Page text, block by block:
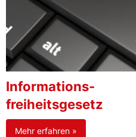
Informations-
freiheitsgesetz
Mehr erfahren »